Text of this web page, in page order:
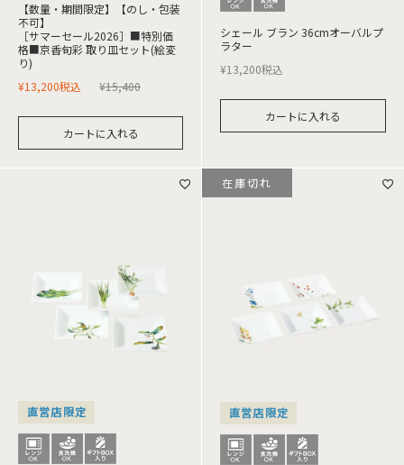
【数量・期間限定】【のし・包装
不可】
［サマーセール2026］■特別価
格■京香旬彩 取り皿セット(絵変
り)
¥15,400
¥13,200税込
カートに入れる
シェール ブラン 36cmオーバルプ
ラター
¥13,200税込
カートに入れる
直営店限定 直営店限定
在庫切れ